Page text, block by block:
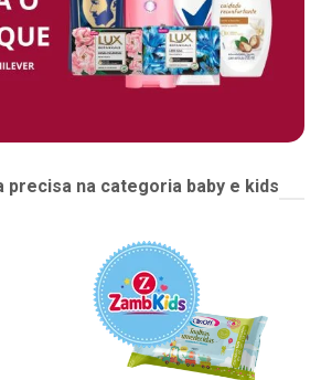
precisa na categoria baby e kids